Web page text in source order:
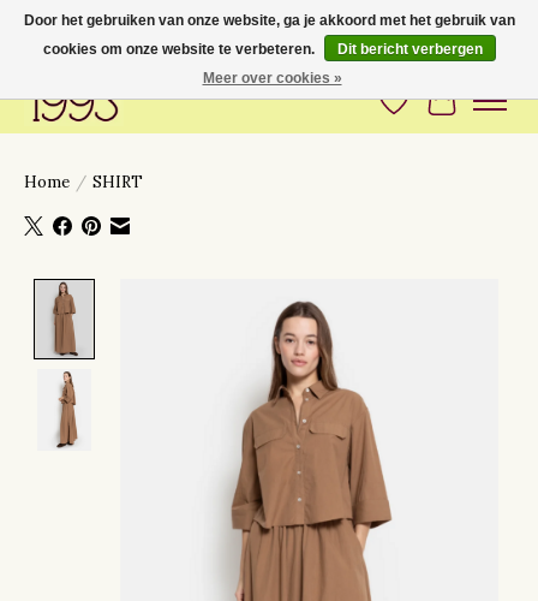
Love to have you around
Verlanglijst
Home / SHIRT
Door het gebruiken van onze website, ga je akkoord met het gebruik van
cookies om onze website te verbeteren.
Dit bericht verbergen
Meer over cookies »